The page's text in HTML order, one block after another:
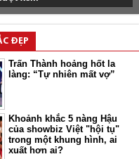
ĐẸP
Trấn Thành hoảng hốt la
làng: “Tự nhiên mất vợ”
Khoảnh khắc 5 nàng Hậu
của showbiz Việt "hội tụ"
trong một khung hình, ai
xuất hơn ai?